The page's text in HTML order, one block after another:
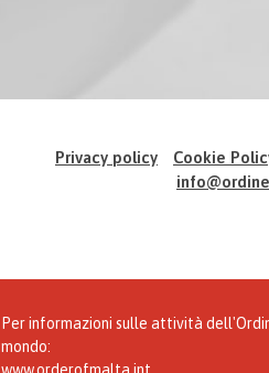
Privacy policy Cookie
Per informazioni sulle attività
mondo: